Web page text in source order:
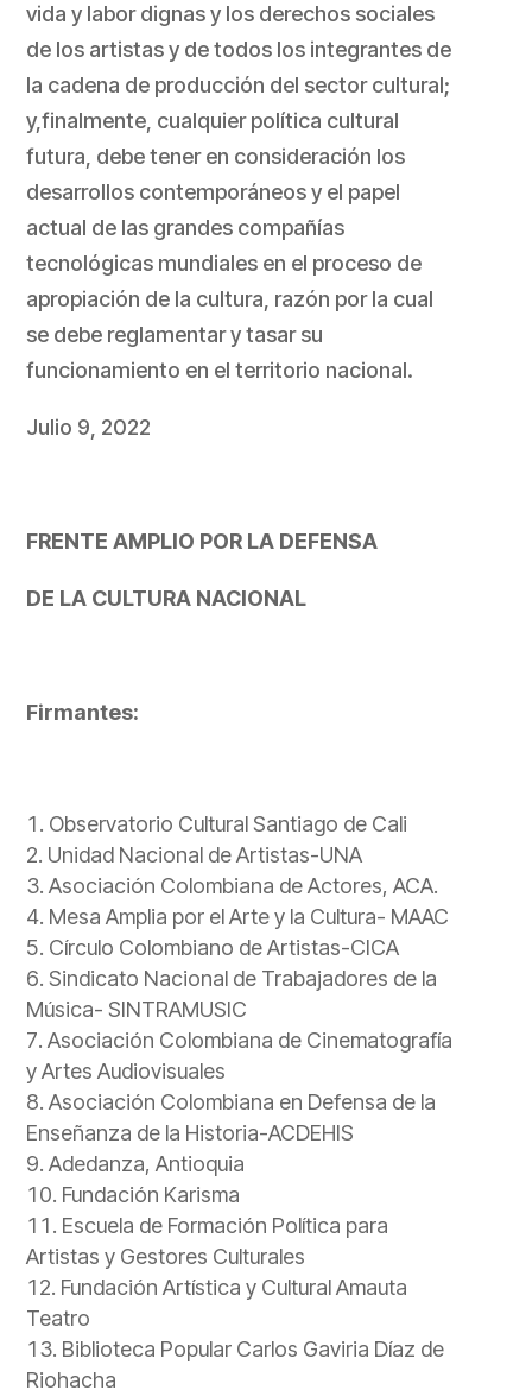
vida y labor dignas y los derechos sociales
de los artistas y de todos los integrantes de
la cadena de producción del sector cultural;
y,finalmente, cualquier política cultural
futura, debe tener en consideración los
desarrollos contemporáneos y el papel
actual de las grandes compañías
tecnológicas mundiales en el proceso de
apropiación de la cultura, razón por la cual
se debe reglamentar y tasar su
funcionamiento en el territorio nacional.
Julio 9, 2022
FRENTE AMPLIO POR LA DEFENSA
DE LA CULTURA NACIONAL
Firmantes:
Observatorio Cultural Santiago de Cali
Unidad Nacional de Artistas-UNA
Asociación Colombiana de Actores, ACA.
Mesa Amplia por el Arte y la Cultura- MAAC
Círculo Colombiano de Artistas-CICA
Sindicato Nacional de Trabajadores de la
Música- SINTRAMUSIC
Asociación Colombiana de Cinematografía
y Artes Audiovisuales
Asociación Colombiana en Defensa de la
Enseñanza de la Historia-ACDEHIS
Adedanza, Antioquia
Fundación Karisma
Escuela de Formación Política para
Artistas y Gestores Culturales
Fundación Artística y Cultural Amauta
Teatro
Biblioteca Popular Carlos Gaviria Díaz de
Riohacha